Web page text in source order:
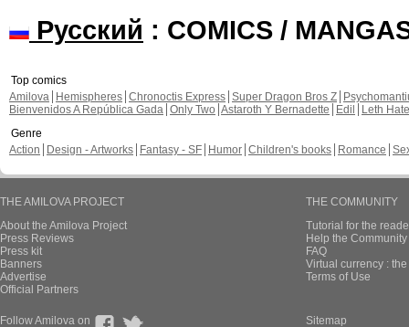
Русский : COMICS /
Top comics
Amilova
Hemispheres Chronoctis Express Super Dragon Bros Z
Bienvenidos A República Gada Only Two Astaroth Y Bernadette Edil
Leth Hate
Genre
Action
Design - Artworks Fantasy - SF Humor Children's books Romance
THE AMILOVA PROJECT
About the Amilova Project
Press Reviews
Press kit
Banners
Advertise
Official Partners
THE COMMUNITY
Tutorial for the
Help the
FAQ
Virtual currency :
Terms of Use
Follow Amilova on Sitemap